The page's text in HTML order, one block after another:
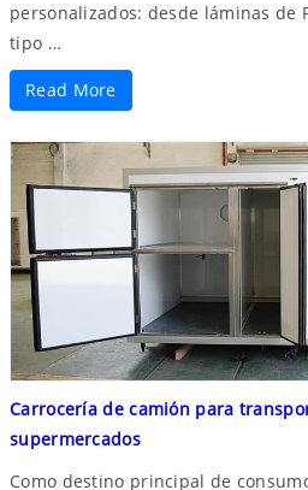
personalizados: desde láminas de
tipo …
Read More
Carrocería de camión para
supermercados
Como destino principal de